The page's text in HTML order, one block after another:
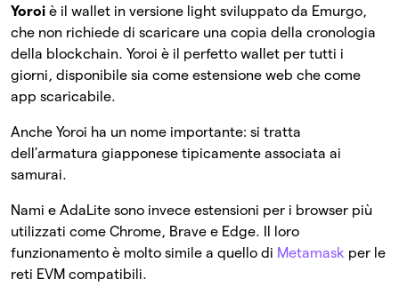
Yoroi è il wallet in versione light sviluppato da Emurgo,
che non richiede di scaricare una copia della cronologia
della blockchain. Yoroi è il perfetto wallet per tutti i
giorni, disponibile sia come estensione web che come
app scaricabile.
Anche Yoroi ha un nome importante: si tratta
dell’armatura giapponese tipicamente associata ai
samurai.
Nami e AdaLite sono invece estensioni per i browser più
utilizzati come Chrome, Brave e Edge. Il loro
funzionamento è molto simile a quello di Metamask per le
reti EVM compatibili.